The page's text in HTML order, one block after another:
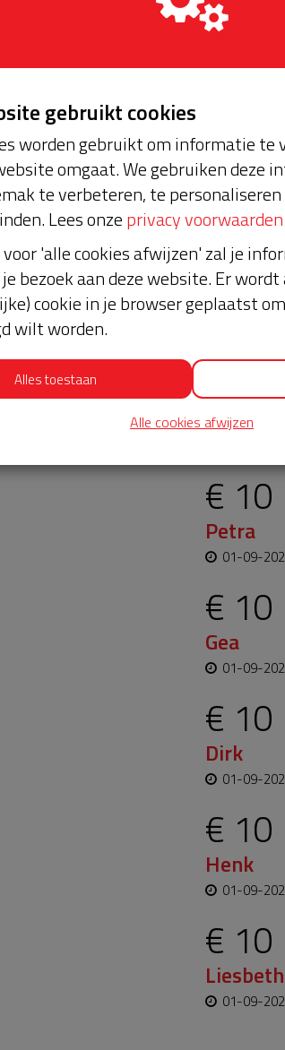
bijna en moet
blijft. Help je mee?
€ 10
Petra
01-09-
€ 10
Gea
01-09-
€ 10
Dirk
01-09-
€ 10
Henk
01-09-
€ 10
Liesbeth
01-09-
gebruikt cookies
worden gebruikt om informatie te
omgaat. We gebruiken deze
te verbeteren, te
Lees onzeprivacy voorwaarden
'alle cookies afwijzen' zal je
bezoek aan deze website. Er wordt
cookie in je browser geplaatst
wilt worden.
Alles toestaan
Alle cookies afwijzen